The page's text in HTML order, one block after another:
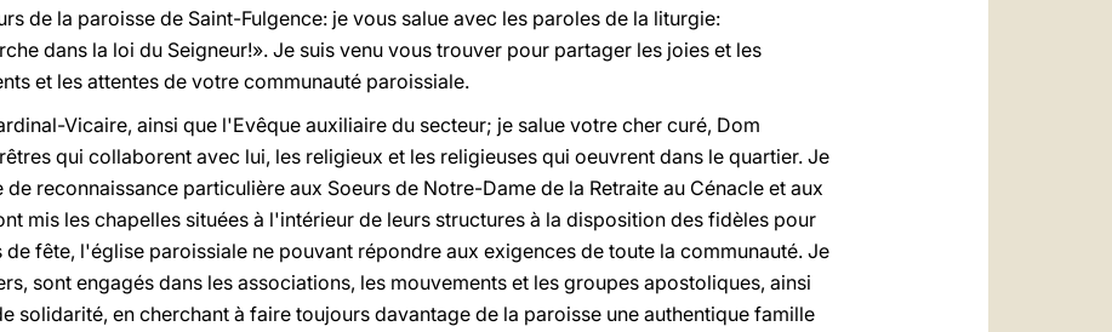
de la paroisse de Saint-Fulgence: je vous salue avec les paroles de la liturgie:
dans la loi du Seigneur!». Je suis venu vous trouver pour partager les joies et les
et les attentes de votre communauté paroissiale.
Vicaire, ainsi que l'Evêque auxiliaire du secteur; je salue votre cher curé, Dom
qui collaborent avec lui, les religieux et les religieuses qui oeuvrent dans le quartier. Je
reconnaissance particulière aux Soeurs de Notre-Dame de la Retraite au Cénacle et aux
mis les chapelles situées à l'intérieur de leurs structures à la disposition des fidèles pour
de fête, l'église paroissiale ne pouvant répondre aux exigences de toute la communauté. Je
sont engagés dans les associations, les mouvements et les groupes apostoliques, ainsi
solidarité, en cherchant à faire toujours davantage de la paroisse une authentique famille